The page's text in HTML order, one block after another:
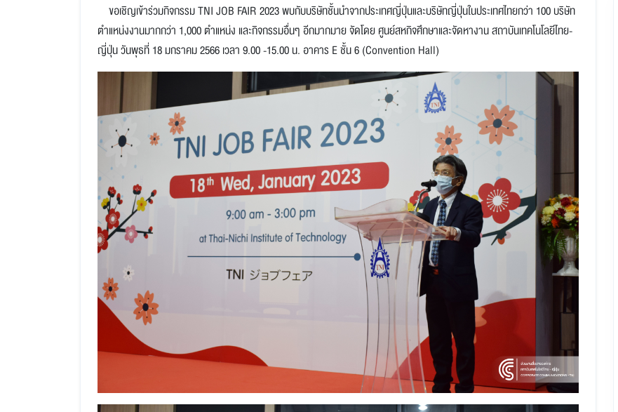
ขอเชิญเข้าร่วมกิจกรรม TNI JOB FAIR 2023 พบกับบริษัทชั้นนำจากประเทศญี่ปุ่นและบริษัทญี่ปุ่นในประเทศไทยกว่า 100 บริษัท
ตำแหน่งงานมากกว่า 1,000 ตำแหน่ง และกิจกรรมอื่นๆ อีกมากมาย จัดโดย ศูนย์สหกิจศึกษาและจัดหางาน สถาบันเทคโนโลยีไทย-
ญี่ปุ่น วันพุธที่ 18 มกราคม 2566 เวลา 9.00 -15.00 น. อาคาร E ชั้น 6 (Convention Hall)